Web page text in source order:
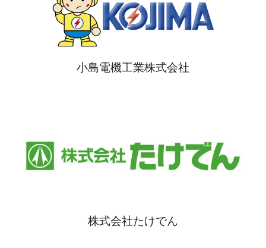
小島電機工業株式会社
株式会社たけでん